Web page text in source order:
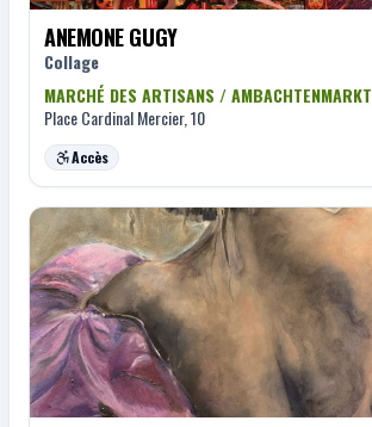
ANEMONE GUGY
Collage
MARCHÉ DES ARTISANS / AMBACHTENMARKT
Place Cardinal Mercier, 10
Accès